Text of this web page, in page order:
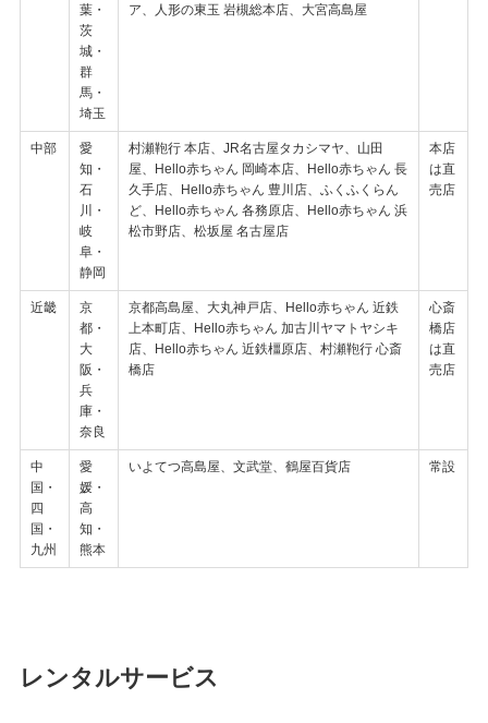
葉・
茨
城・
群
馬・
埼玉
ア、人形の東玉 岩槻総本店、大宮高島屋
中部
愛
知・
石
川・
岐
阜・
静岡
村瀬鞄行 本店、JR名古屋タカシマヤ、山田
屋、Hello赤ちゃん 岡崎本店、Hello赤ちゃん 長
久手店、Hello赤ちゃん 豊川店、ふくふくらん
ど、Hello赤ちゃん 各務原店、Hello赤ちゃん 浜
松市野店、松坂屋 名古屋店
本店
は直
売店
近畿
京
都・
大
阪・
兵
庫・
奈良
京都高島屋、大丸神戸店、Hello赤ちゃん 近鉄
上本町店、Hello赤ちゃん 加古川ヤマトヤシキ
店、Hello赤ちゃん 近鉄橿原店、村瀬鞄行 心斎
橋店
心斎
橋店
は直
売店
中
国・
四
国・
九州
愛
媛・
高
知・
熊本
いよてつ高島屋、文武堂、鶴屋百貨店 常設
レンタルサービス